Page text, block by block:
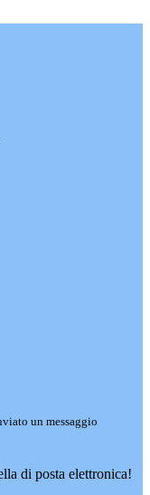
un messaggio
di posta elettronica!